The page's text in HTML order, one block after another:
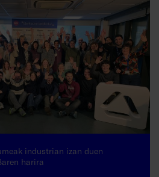
industrian izan duen
harira